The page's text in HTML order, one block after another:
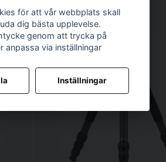
för att vår webbplats skall
dig bästa upplevelse.
genom att trycka på
anpassa via inställningar
Inställningar